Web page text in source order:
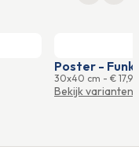
Poster -
30x40 cm - € 17,95
Bekijk varianten